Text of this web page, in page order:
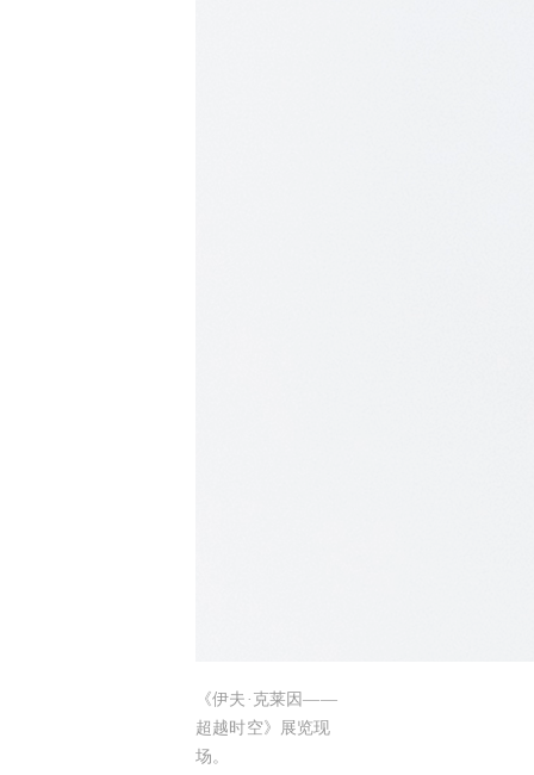
《伊夫·克莱因——
超越时空》展览现
场。